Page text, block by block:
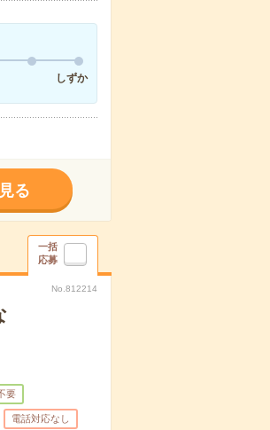
しずか
る
一括
応募
No.812214
要
電話対応なし